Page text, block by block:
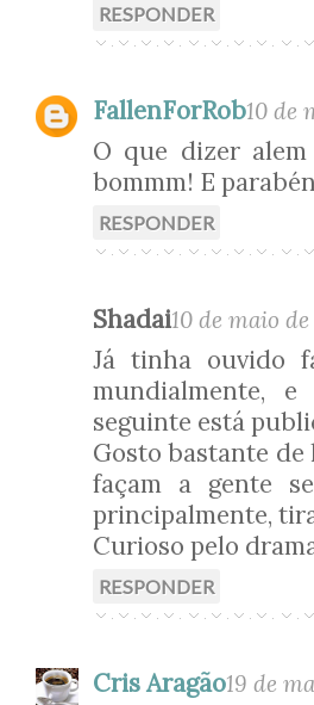
RESPONDER
FallenForRob10 de
O que dizer
bommm! E
RESPONDER
Shadai10 de maio de
Já tinha ouvido
mundialmente,
seguinte está
Gosto bastante de
façam a gente
principalmente,
Curioso pelo
RESPONDER
Cris Aragão19 de